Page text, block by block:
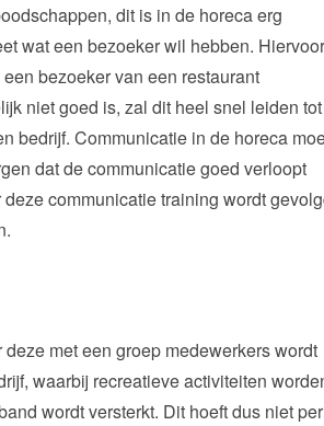
dit is in de horeca erg
wat een bezoeker wil hebben.
bezoeker van een restaurant
niet goed is, zal dit heel snel leiden tot
bedrijf. Communicatie in de horeca
dat de communicatie goed verloopt
communicatie training wordt
met een groep medewerkers wordt
waarbij recreatieve activiteiten
wordt versterkt. Dit hoeft dus niet per